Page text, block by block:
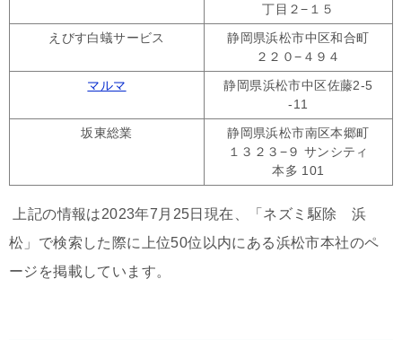
丁目２−１５
えびす白蟻サービス
静岡県浜松市中区和合町
２２０−４９４
マルマ
静岡県浜松市中区佐藤2-5
-11
坂東総業
静岡県浜松市南区本郷町
１３２３−９ サンシティ
本多 101
上記の情報は2023年7月25日現在、「ネズミ駆除 浜
松」で検索した際に上位50位以内にある浜松市本社のペ
ージを掲載しています。